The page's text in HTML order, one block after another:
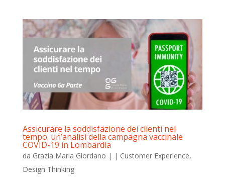
Assicurare la soddisfazione dei clienti nel
tempo: un’analisi della campagna vaccinale
COVID-19 in Lombardia
da Grazia Maria Giordano | | Customer Experience,
Design Thinking